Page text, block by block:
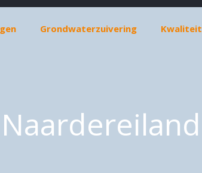
Grondwaterzuivering Kwaliteit